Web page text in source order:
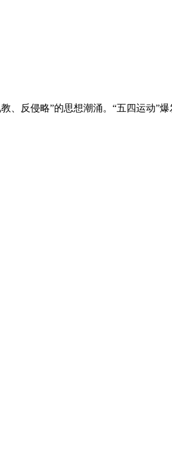
、反侵略”的思想潮涌。“五四运动”